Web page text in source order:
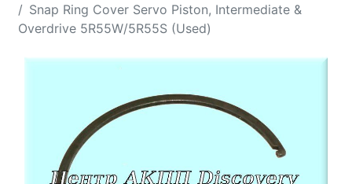
Snap Ring Cover Servo Piston, Intermediate &
Overdrive 5R55W/5R55S (Used)